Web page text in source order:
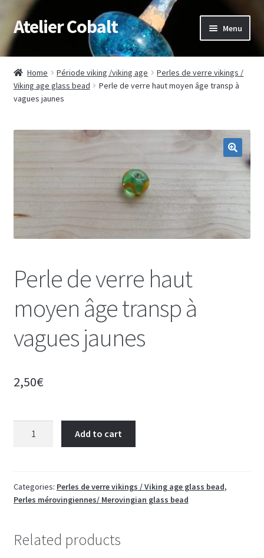
Skip
to
Skip
to
Atelier Cobalt Menu
Démonstrations / médiation
child
menu
Muséographie
Expand
Expand
child
menu
Home Période viking /viking age
Perles de verre vikings /
Viking age glass bead
Perle de verre haut moyen âge transp à
vagues jaunes
Perle de verre haut
moyen âge transp à
vagues jaunes
2,50€
moyen
âge
vagues
Add to cart
Categories: Perles de verre vikings / Viking age glass bead,
Perles mérovingiennes/ Merovingian glass bead
Related products